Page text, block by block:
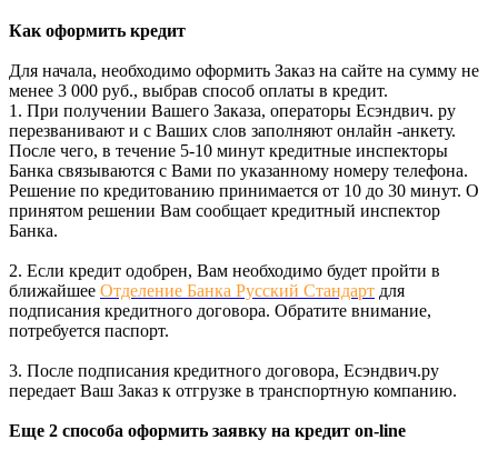
Как оформить кредит
Для начала, необходимо оформить Заказ на сайте на сумму не
менее 3 000 руб., выбрав способ оплаты в кредит.
1. При получении Вашего Заказа, операторы Есэндвич. ру
перезванивают и с Ваших слов заполняют онлайн -анкету.
После чего, в течение 5-10 минут кредитные инспекторы
Банка связываются с Вами по указанному номеру телефона.
Решение по кредитованию принимается от 10 до 30 минут. О
принятом решении Вам сообщает кредитный инспектор
Банка.
2. Если кредит одобрен, Вам необходимо будет пройти в
ближайшее Отделение Банка Русский Стандарт для
подписания кредитного договора. Обратите внимание,
потребуется паспорт.
3. После подписания кредитного договора, Есэндвич.ру
передает Ваш Заказ к отгрузке в транспортную компанию.
Еще 2 способа оформить заявку на кредит on-line